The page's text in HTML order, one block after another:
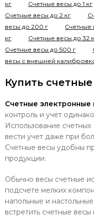
кг
Счетные весы до 1 кг
Счетные весы до 2 кг
весы до 200 г
Счетные
кг
Счетные весы до 32
Счетные весы до 500 г
весы с внешней
Купить
Cчетные электронные
контроль и учет
Использование
вести учет даже при
Счетные весы удобны
продукции.
Обычно весы счетные
подсчете мелких
напольные и
встретить счетные